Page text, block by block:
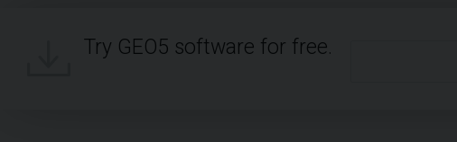
Try GEO5 software for free.